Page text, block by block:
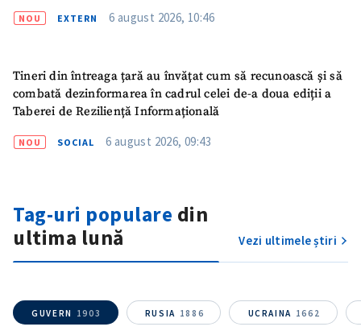
NOU EXTERN 6 august 2026, 10:46
Tineri din întreaga țară au învățat cum să recunoască și să
combată dezinformarea în cadrul celei de-a doua ediții a
Taberei de Reziliență Informațională
NOU SOCIAL 6 august 2026, 09:43
Tag-uri populare din
ultima lună
Vezi ultimele știri
GUVERN 1903 RUSIA 1886 UCRAINA 1662